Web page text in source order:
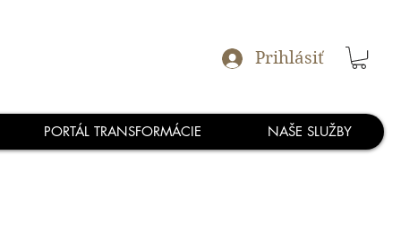
Prihlásiť
PORTÁL TRANSFORMÁCIE NAŠE SLUŽBY